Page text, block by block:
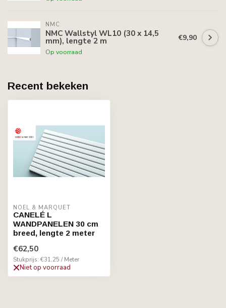
NMC
NMC Wallstyl WL10 (30 x 14,5
mm), lengte 2 m
Op voorraad
€9,90
Recent bekeken
NOËL & MARQUET
CANELÉ L
WANDPANELEN 30 cm
breed, lengte 2 meter
€62,50
Stukprijs: €31,25 / Meter
Niet op voorraad